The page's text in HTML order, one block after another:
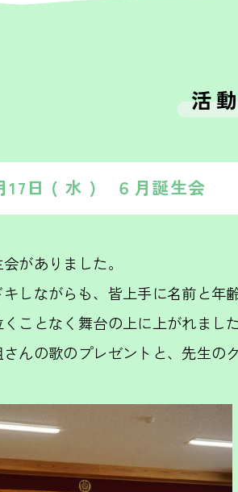
活
17日 ( 水 ) ６月誕生会
がありました。
しながらも、皆上手に名前と年
ことなく舞台の上に上がれました
んの歌のプレゼントと、先生の